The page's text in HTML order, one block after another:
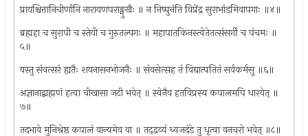
प्रायश्चित्तानिचीर्णानि नारायणपराङ्मुखैः ॥ न निष्पुनंति विप्रेंद्र सुराभांडमिवापगाः ॥४॥
ब्रह्महा च सुरापी च स्तेयी च गुरुतल्पगः ॥ महापातकिनस्त्वेतेतत्संसर्गी च पंचमः ॥
५॥
यस्तु संवत्सरं ह्यतैः शयनासनभोजनैः ॥ संवसेत्सह तं विद्यात्पतितं सर्वकर्मसु ॥६॥
अज्ञानाद्बाह्मणं हत्वा चीखासा जटी भवेत् ॥ स्वेनैव हतविप्रस्य कपालमपि धारयेत् ॥
७॥
तदभावे मुनिश्रेष्ठ कपालं वान्यमेव वा ॥ तद्द्रव्यं ध्वजदंडे तु धृत्वा वनचरो भवेत् ॥८॥